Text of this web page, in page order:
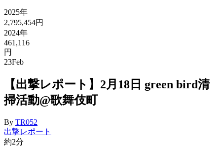
2025年
2,795,454円
2024年
461,116
円
23Feb
【出撃レポート】2月18日 green bird清
掃活動@歌舞伎町
By TR052
出撃レポート
約2分